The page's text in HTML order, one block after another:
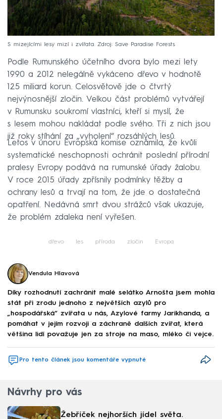
S mizejícími lesy mizí i zvířata. Zdroj: Save Paradise Forests
Podle Rumunského účetního dvora bylo mezi lety
1990 a 2012 nelegálně vykáceno dřevo v hodnotě
125 miliard korun. Celosvětově jde o čtvrtý
nejvýnosnější zločin. Velkou část problémů vytvářejí
v Rumunsku soukromí vlastníci, kteří si myslí, že
s lesem mohou nakládat podle svého. Tři z nich jsou
již roky stíhání za „vyholení“ rozsáhlých lesů.
Letos v únoru Evropská komise oznámila, že kvůli
systematické neschopnosti ochránit poslední přírodní
pralesy Evropy podává na rumunské úřady žalobu.
V roce 2015 úřady zpřísnily podmínky těžby a
ochrany lesů a trvají na tom, že jde o dostatečná
opatření. Nedávná smrt dvou strážců však ukazuje,
že problém zdaleka není vyřešen.
dřevo les příroda zločin Evropa
Vendula Hlavová
Díky rozhodnutí zachránit malé selátko Arnošta jsem mohla
stát při zrodu jednoho z největších azylů pro
„hospodářská“ zvířata u nás, Azylové farmy Jarikhanda, a
pomáhat v jejím rozvoji a záchraně dalších zvířat, která
většina lidí považuje jen za stroje na maso, mléko či vejce.
Pro tento článek jsou komentáře vypnuté
Návrhy pro vás
Žebříček nejhorších jídel světa.